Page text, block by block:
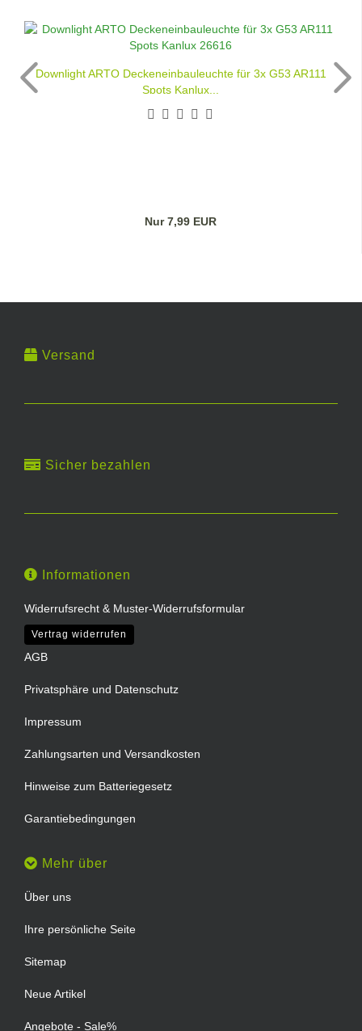
Downlight ARTO Deckeneinbauleuchte für 3x G53 AR111
Spots Kanlux...
Nur 7,99 EUR
Versand
Sicher bezahlen
Informationen
Widerrufsrecht & Muster-Widerrufsformular
Vertrag widerrufen
AGB
Privatsphäre und Datenschutz
Impressum
Zahlungsarten und Versandkosten
Hinweise zum Batteriegesetz
Garantiebedingungen
Mehr über
Über uns
Ihre persönliche Seite
Sitemap
Neue Artikel
Angebote - Sale%